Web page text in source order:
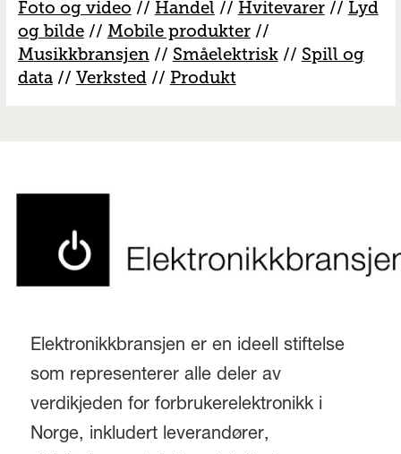
Foto og video // Handel // Hvitevarer// Lyd
og bilde// Mobile produkter//
Musikkbransjen// Småelektrisk// Spill og
data// Verksted// Produkt
Elektronikkbransjen er en ideell stiftelse
som representerer alle deler av
verdikjeden for forbrukerelektronikk i
Norge, inkludert leverandører,